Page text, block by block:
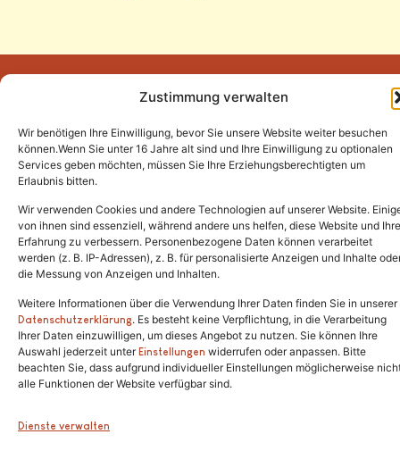
Zustimmung verwalten
Wir benötigen Ihre Einwilligung, bevor Sie unsere Website weiter besuchen
können.Wenn Sie unter 16 Jahre alt sind und Ihre Einwilligung zu optionalen
Services geben möchten, müssen Sie Ihre Erziehungsberechtigten um
Erlaubnis bitten.
Wir verwenden Cookies und andere Technologien auf unserer Website.
von ihnen sind essenziell, während andere uns helfen, diese Website und Ihre
Erfahrung zu verbessern. Personenbezogene Daten können verarbeitet
werden (z. B. IP-Adressen), z. B. für personalisierte Anzeigen und Inhalte
die Messung von Anzeigen und Inhalten.
Weitere Informationen über die Verwendung Ihrer Daten finden Sie in unserer
Datenschutzerklärung. Es besteht keine Verpflichtung, in die Verarbeitung
Ihrer Daten einzuwilligen, um dieses Angebot zu nutzen. Sie können Ihre
Auswahl jederzeit unterEinstellungen widerrufen oder anpassen. Bitte
beachten Sie, dass aufgrund individueller Einstellungen möglicherweise
alle Funktionen der Website verfügbar sind.
Dienste verwalten
Copyright © 2024. Alle Rechte vorbehalten.
Tel.:(02646) 915928
info@katzenschutzfreunde.de
Im Brandenfeld 22
53426 Schalkenbach